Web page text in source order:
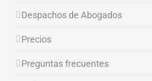
Despachos de Abogados
Precios
Preguntas frecuentes